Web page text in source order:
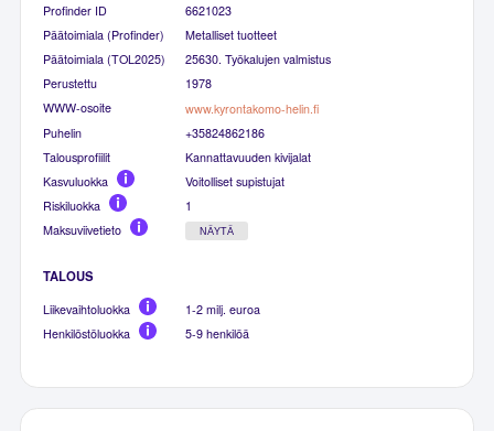
Profinder ID
6621023
Päätoimiala (Profinder)
Metalliset tuotteet
Päätoimiala (TOL2025)
25630. Työkalujen valmistus
Perustettu
1978
WWW-osoite
www.kyrontakomo-helin.fi
Puhelin
+35824862186
Talousprofiilit
Kannattavuuden kivijalat
Kasvuluokka
Voitolliset supistujat
Riskiluokka
1
Maksuviivetieto
NÄYTÄ
TALOUS
Liikevaihtoluokka
1-2 milj. euroa
Henkilöstöluokka
5-9 henkilöä